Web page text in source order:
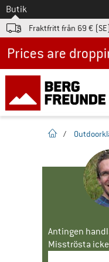
Till
Butik
Fraktfritt från 69 €
Hemsida
/
Antingen
Misströsta